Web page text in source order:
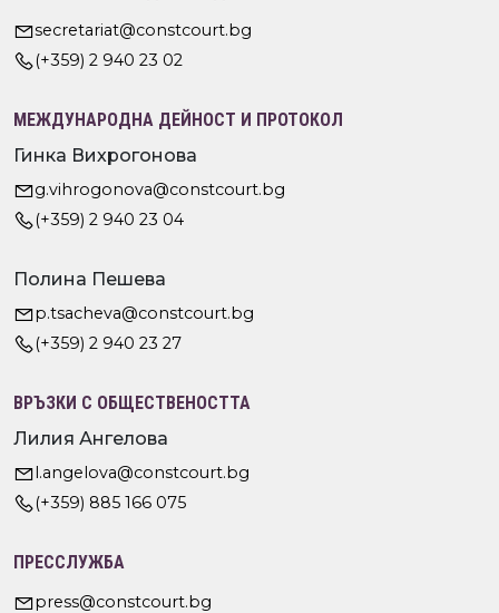
secretariat@constcourt.bg
(+359) 2 940 23 02
МЕЖДУНАРОДНА ДЕЙНОСТ И ПРОТОКОЛ
Гинка Вихрогонова
g.vihrogonova@constcourt.bg
(+359) 2 940 23 04
Полина Пешева
p.tsacheva@constcourt.bg
(+359) 2 940 23 27
ВРЪЗКИ С ОБЩЕСТВЕНОСТТА
Лилия Ангелова
l.angelova@constcourt.bg
(+359) 885 166 075
ПРЕССЛУЖБА
press@constcourt.bg